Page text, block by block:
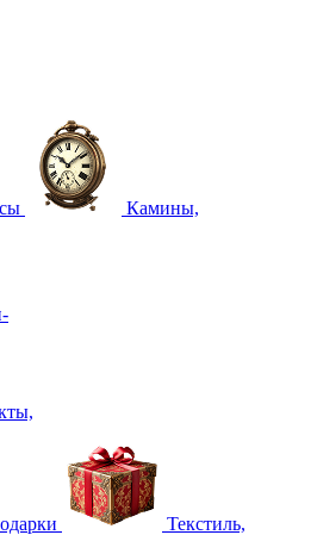
Камины,
Текстиль,